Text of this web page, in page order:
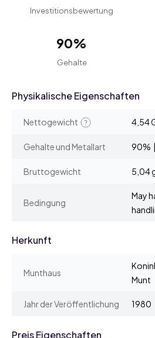
Investitionsbewertung
90%
Gehalte
Physikalische Eigenschaften
Nettogewicht 4,54
Gehalte und Metallart 90%
Bruttogewicht 5,04
Bedingung
May
Herkunft
Munthaus
Munt
Jahr der Veröffentlichung 1980
Preis Eigenschaften